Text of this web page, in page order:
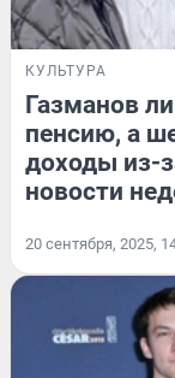
КУЛЬТУРА
Газманов
пенсию, а
доходы из-
новости
20 сентября, 2025,